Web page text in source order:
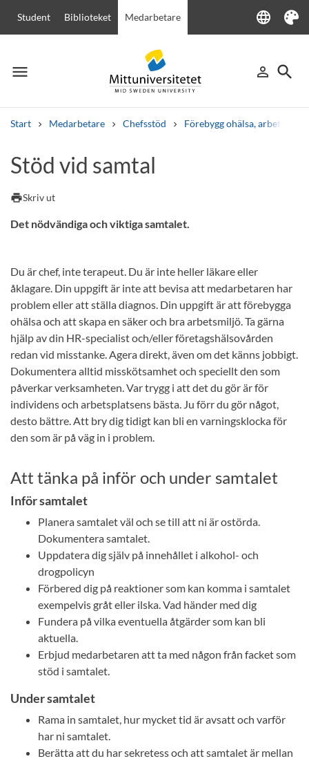
Student Biblioteket Medarbetare language
Language
Tema
menu
Meny person_outline
Logga in
search
Sök
Start Medarbetare Chefsstöd Förebygg ohälsa,
Andra söktjänster
Kurser och program
Stöd vid samtal
printSkriv ut
Det nödvändiga och viktiga samtalet.
Du är chef, inte terapeut. Du är inte heller läkare eller
åklagare. Din uppgift är inte att bevisa att medarbetaren har
problem eller att ställa diagnos. Din uppgift är att förebygga
ohälsa och att skapa en säker och bra arbetsmiljö. Ta gärna
hjälp av din HR-specialist och/eller företagshälsovården
redan vid misstanke. Agera direkt, även om det känns jobbigt.
Dokumentera alltid misskötsamhet och speciellt den som
påverkar verksamheten. Var trygg i att det du gör är för
individens och arbetsplatsens bästa. Ju förr du gör något,
desto bättre. Att bry dig tidigt kan bli en varningsklocka för
den som är på väg in i problem.
Att tänka på inför och under samtalet
Inför samtalet
Planera samtalet väl och se till att ni är ostörda.
Dokumentera samtalet.
Uppdatera dig själv på innehållet i alkohol- och
drogpolicyn
Förbered dig på reaktioner som kan komma i samtalet
exempelvis gråt eller ilska. Vad händer med dig
Fundera på vilka eventuella åtgärder som kan bli
aktuella.
Erbjud medarbetaren att ta med någon från facket som
stöd i samtalet.
Under samtalet
Rama in samtalet, hur mycket tid är avsatt och varför
har ni samtalet.
Berätta att du har sekretess och att samtalet är mellan